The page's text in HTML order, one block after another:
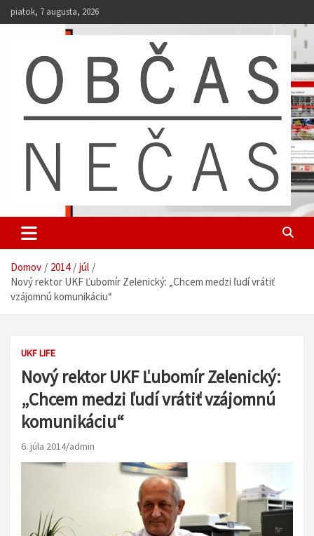
k
piatok, 7 augusta, 2026
Občas Nečas
Domov 2014
júl
Nový rektor UKF Ľubomír Zelenický: „Chcem medzi ľudí vrátiť
vzájomnú komunikáciu“
UKF LIFE
Nový rektor UKF Ľubomír Zelenický:
„Chcem medzi ľudí vrátiť vzájomnú
komunikáciu“
6. júla 2014 admin